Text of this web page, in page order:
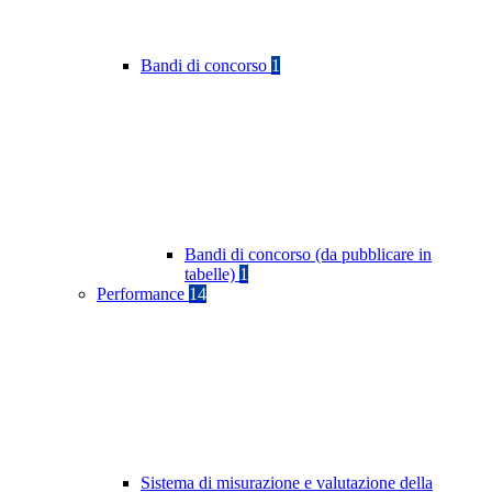
Bandi di concorso 1
Bandi di concorso (da pubblicare in
tabelle) 1
Performance 14
Sistema di misurazione e valutazione della